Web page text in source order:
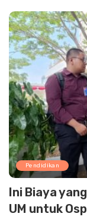
Pendidikan
Ini Biaya
UM untuk